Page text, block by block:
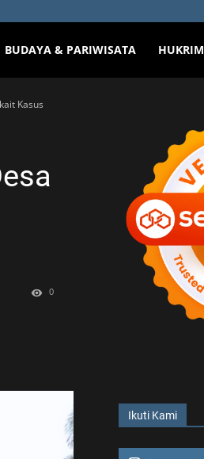
BUDAYA & PARIWISATA HUKRIM
Kasus
0
Ikuti Kami